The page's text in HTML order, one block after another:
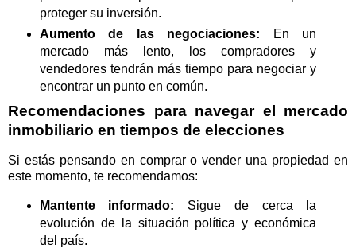
proteger su inversión.
Aumento de las negociaciones: En un
mercado más lento, los compradores y
vendedores tendrán más tiempo para negociar y
encontrar un punto en común.
Recomendaciones para navegar el mercado
inmobiliario en tiempos de elecciones
Si estás pensando en comprar o vender una propiedad en
este momento, te recomendamos:
Mantente informado: Sigue de cerca la
evolución de la situación política y económica
del país.